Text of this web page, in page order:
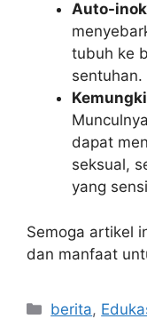
Auto-
tubuh ke
sentuhan.
dapat
seksual,
yang
Semoga artikel
dan manfaat
Kategori
berita,